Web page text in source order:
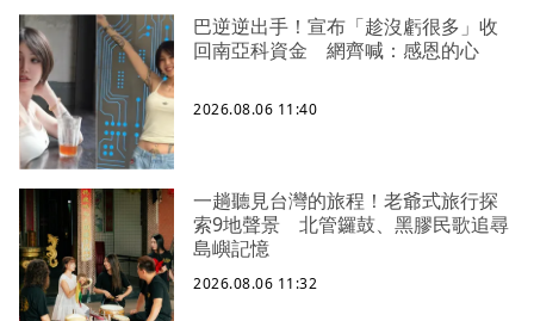
巴逆逆出手！宣布「趁沒虧很多」收
回南亞科資金 網齊喊：感恩的心
2026.08.06 11:40
一趟聽見台灣的旅程！老爺式旅行探
索9地聲景 北管鑼鼓、黑膠民歌追尋
島嶼記憶
2026.08.06 11:32